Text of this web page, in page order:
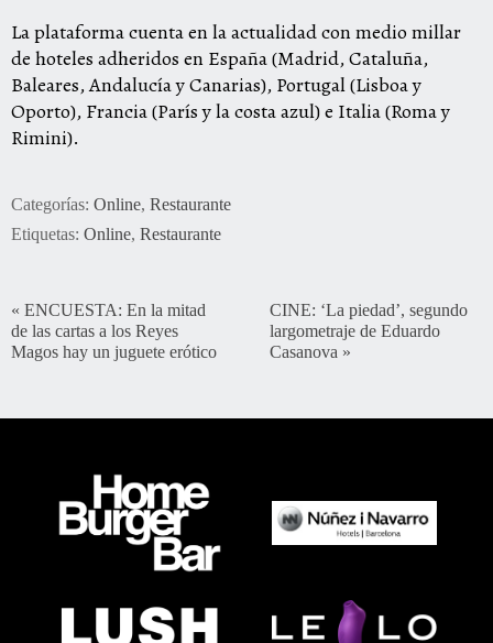
La plataforma cuenta en la actualidad con medio millar
de hoteles adheridos en España (Madrid, Cataluña,
Baleares, Andalucía y Canarias), Portugal (Lisboa y
Oporto), Francia (París y la costa azul) e Italia (Roma y
Rimini).
Categorías: Online, Restaurante
Etiquetas: Online, Restaurante
« ENCUESTA: En la mitad
de las cartas a los Reyes
Magos hay un juguete erótico
CINE: ‘La piedad’, segundo
largometraje de Eduardo
Casanova »